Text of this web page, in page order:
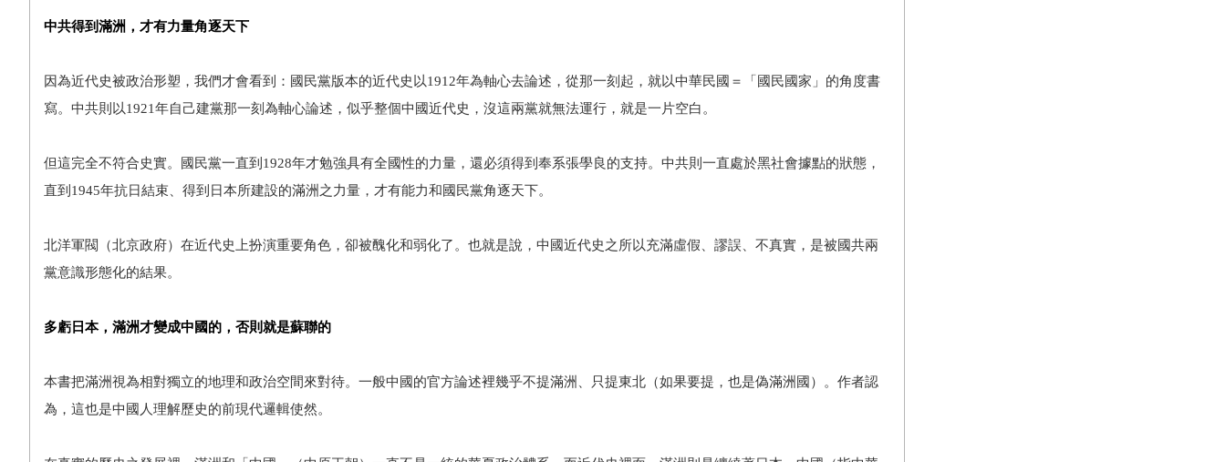
中共得到滿洲，才有力量角逐天下
因為近代史被政治形塑，我們才會看到：國民黨版本的近代史以1912年為軸心去論述，從那一刻起，就以中華民國＝「國民國家」的角度書
寫。中共則以1921年自己建黨那一刻為軸心論述，似乎整個中國近代史，沒這兩黨就無法運行，就是一片空白。
但這完全不符合史實。國民黨一直到1928年才勉強具有全國性的力量，還必須得到奉系張學良的支持。中共則一直處於黑社會據點的狀態，
直到1945年抗日結束、得到日本所建設的滿洲之力量，才有能力和國民黨角逐天下。
北洋軍閥（北京政府）在近代史上扮演重要角色，卻被醜化和弱化了。也就是說，中國近代史之所以充滿虛假、謬誤、不真實，是被國共兩
黨意識形態化的結果。
多虧日本，滿洲才變成中國的，否則就是蘇聯的
本書把滿洲視為相對獨立的地理和政治空間來對待。一般中國的官方論述裡幾乎不提滿洲、只提東北（如果要提，也是偽滿洲國）。作者認
為，這也是中國人理解歷史的前現代邏輯使然。